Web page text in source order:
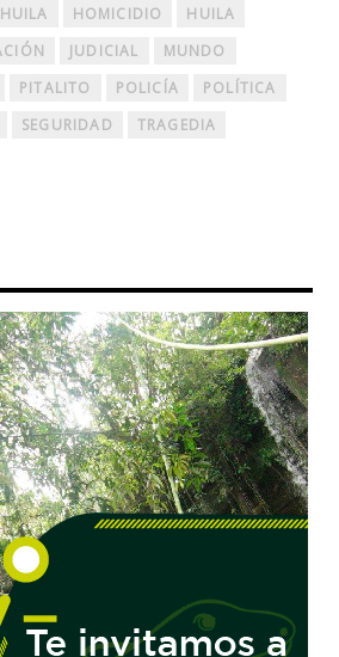
HOMICIDIO
HUILA
JUDICIAL
MUNDO
PITALITO POLICÍA
POLÍTICA
SEGURIDAD
TRAGEDIA